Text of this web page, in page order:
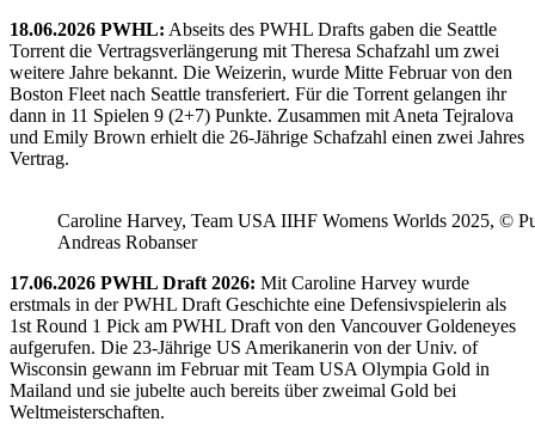
18.06.2026 PWHL: Abseits des PWHL Drafts gaben die Seattle
Torrent die Vertragsverlängerung mit Theresa Schafzahl um zwei
weitere Jahre bekannt. Die Weizerin, wurde Mitte Februar von den
Boston Fleet nach Seattle transferiert. Für die Torrent gelangen ihr
dann in 11 Spielen 9 (2+7) Punkte. Zusammen mit Aneta Tejralova
und Emily Brown erhielt die 26-Jährige Schafzahl einen zwei Jahres
Vertrag.
Caroline Harvey, Team USA IIHF Womens Worlds 2025, ©
Andreas Robanser
17.06.2026 PWHL Draft 2026: Mit Caroline Harvey wurde
erstmals in der PWHL Draft Geschichte eine Defensivspielerin als
1st Round 1 Pick am PWHL Draft von den Vancouver Goldeneyes
aufgerufen. Die 23-Jährige US Amerikanerin von der Univ. of
Wisconsin gewann im Februar mit Team USA Olympia Gold in
Mailand und sie jubelte auch bereits über zweimal Gold bei
Weltmeisterschaften.